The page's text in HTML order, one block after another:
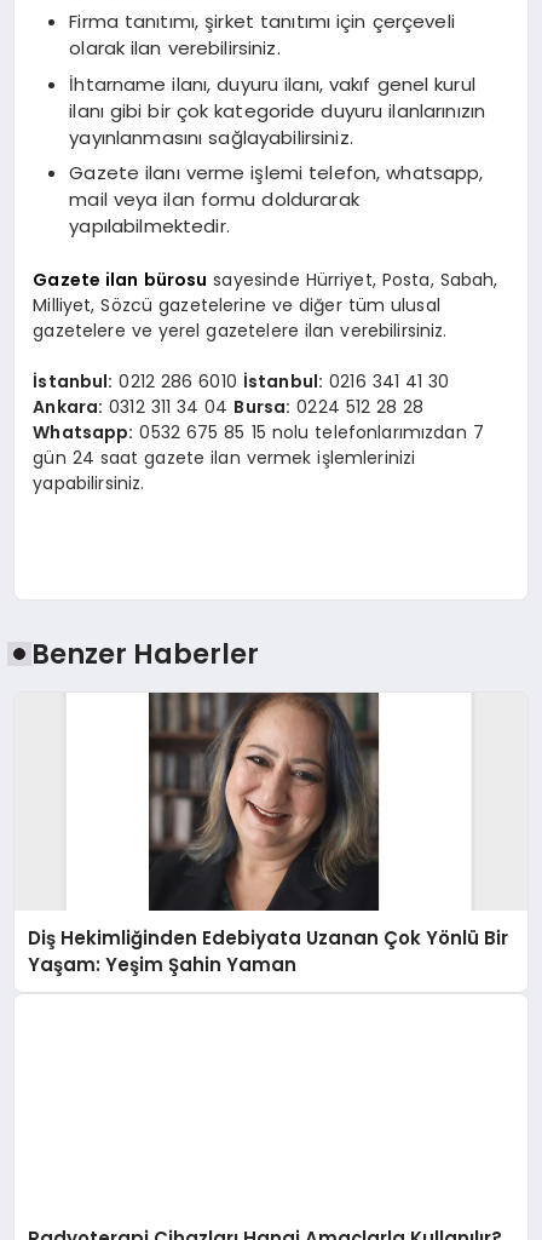
Firma tanıtımı, şirket tanıtımı için çerçeveli
olarak ilan verebilirsiniz.
İhtarname ilanı, duyuru ilanı, vakıf genel kurul
ilanı gibi bir çok kategoride duyuru ilanlarınızın
yayınlanmasını sağlayabilirsiniz.
Gazete ilanı verme işlemi telefon, whatsapp,
mail veya ilan formu doldurarak
yapılabilmektedir.
Gazete ilan bürosu sayesinde Hürriyet, Posta, Sabah,
Milliyet, Sözcü gazetelerine ve diğer tüm ulusal
gazetelere ve yerel gazetelere ilan verebilirsiniz.
İstanbul: 0212 286 6010 İstanbul: 0216 341 41 30
Ankara: 0312 311 34 04 Bursa: 0224 512 28 28
Whatsapp: 0532 675 85 15 nolu telefonlarımızdan 7
gün 24 saat gazete ilan vermek işlemlerinizi
yapabilirsiniz.
Benzer Haberler
Diş Hekimliğinden Edebiyata Uzanan Çok Yönlü Bir
Yaşam: Yeşim Şahin Yaman